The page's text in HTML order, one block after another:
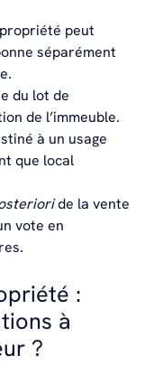
peut
séparément
du lot de
de l’immeuble.
à un usage
que local
de la vente
vote en
:
à
?